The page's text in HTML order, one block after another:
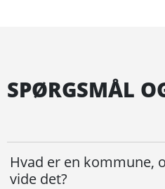
SPØRGSMÅL
Hvad er en kommune,
vide det?